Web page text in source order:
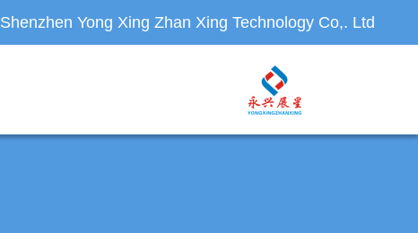
Shenzhen Yong Xing Zhan Xing Technology Co,. Ltd.